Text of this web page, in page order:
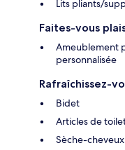
Lits pliants/
Faites-vous
Ameublement
personnalisée
Rafraîchissez-
Bidet
Articles de
Sèche-cheveux